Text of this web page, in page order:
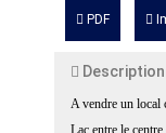
PDF
Description
A vendre un local